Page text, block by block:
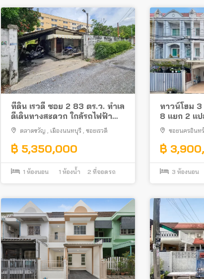
ที่ดิน เรวดี ซอย 2 83 ตร.ว. ทำเล
ดีเดินทางสะดวก ใกล้รถไฟฟ้า
ทางด่วนงามวงศ์วาน ซอยเรวดี,
ตลาดขวัญ, เมืองนนทบุรี
ตลาดขวัญ , เมืองนนทบุรี , ซอยเรวดี
฿ 5,350,000
1 ห้องนอน 1 ห้องน้ำ 2 ที่จอดรถ
ทาวน์โฮม
8 แยก 2 แป
ซอยไม่ลึก ใ
และสถานีร
ซอยนครอินท
฿
3 ห้องนอน